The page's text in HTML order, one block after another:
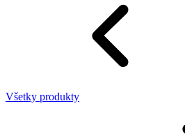
Všetky produkty